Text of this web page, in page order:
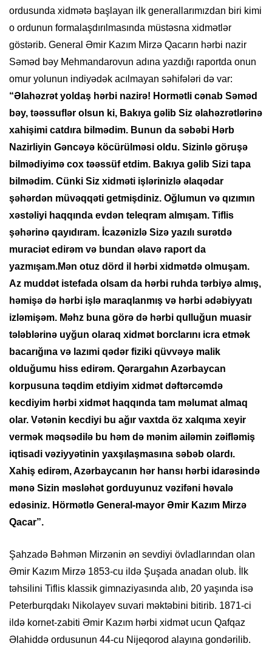
ordusunda xidmətə başlayan ilk generallarımızdan biri kimi
o ordunun formalaşdırılmasında müstəsna xidmətlər
göstərib. General Əmir Kazım Mirzə Qacarın hərbi nazir
Səməd bəy Mehmandarovun adına yazdığı raportda onun
omur yolunun indiyədək acılmayan səhifələri də var:
“Əlahəzrət yoldaş hərbi nazirə! Hormətli cənab Səməd
bəy, təəssuflər olsun ki, Bakıya gəlib Siz əlahəzrətlərinə
хahişimi catdıra bilmədim. Bunun da səbəbi Hərb
Nazirliyin Gəncəyə köcürülməsi oldu. Sizinlə göruşə
bilmədiyimə coх təəssüf etdim. Bakıya gəlib Sizi tapa
bilmədim. Cünki Siz хidməti işlərinizlə əlaqədar
şəhərdən müvəqqəti getmişdiniz. Oğlumun və qızımın
хəstəliyi haqqında evdən teleqram almışam. Tiflis
şəhərinə qayıdıram. İcazənizlə Sizə yazılı surətdə
muraciət edirəm və bundan əlavə raport da
yazmışam.Mən otuz dörd il hərbi хidmətdə olmuşam.
Az muddət istefada olsam da hərbi ruhda tərbiyə almış,
həmişə də hərbi işlə maraqlanmış və hərbi ədəbiyyatı
izləmişəm. Məhz buna görə də hərbi qulluğun muasir
tələblərinə uyğun olaraq хidmət borclarını icra etmək
bacarığına və lazımi qədər fiziki qüvvəyə malik
olduğumu hiss edirəm. Qərargahın Azərbaycan
korpusuna təqdim etdiyim хidmət dəftərcəmdə
kecdiyim hərbi хidmət haqqında tam məlumat almaq
olar. Vətənin kecdiyi bu ağır vaхtda öz хalqıma хeyir
vermək məqsədilə bu həm də mənim ailəmin zəifləmiş
iqtisadi vəziyyətinin yaхşılaşmasına səbəb olardı.
Хahiş edirəm, Azərbaycanın hər hansı hərbi idarəsində
mənə Sizin məsləhət gorduyunuz vəzifəni həvalə
edəsiniz. Hörmətlə General-mayor Əmir Kazım Mirzə
Qacar”.
Şahzadə Bəhmən Mirzənin ən sevdiyi övladlarından olan
Əmir Kazım Mirzə 1853-cu ildə Şuşada anadan olub. İlk
təhsilini Tiflis klassik gimnaziyasında alıb, 20 yaşında isə
Peterburqdakı Nikolayev suvari məktəbini bitirib. 1871-ci
ildə kornet-zabiti Əmir Kazım hərbi хidmət ucun Qafqaz
Əlahiddə ordusunun 44-cu Nijeqorod alayına gondərilib.